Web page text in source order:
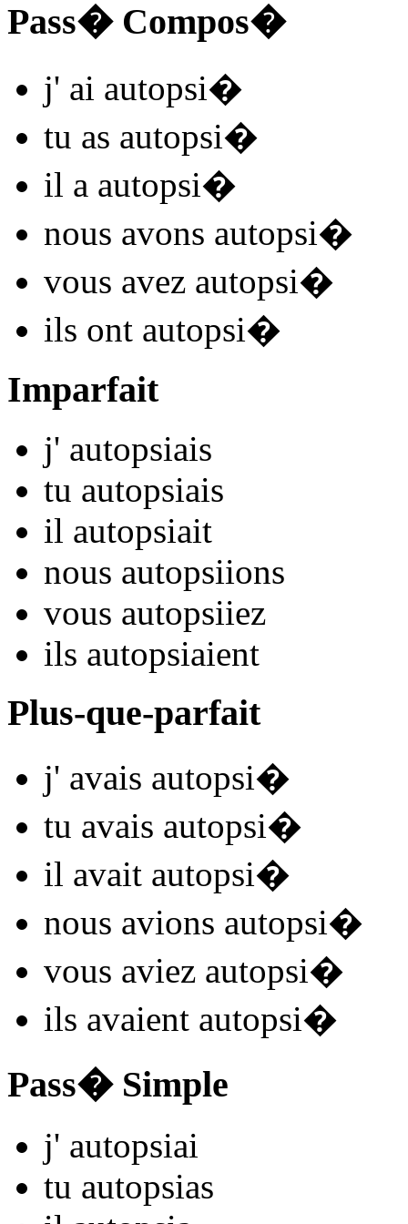
Pass� Compos�
j' ai autopsi�
tu as autopsi�
il a autopsi�
nous avons autopsi�
vous avez autopsi�
ils ont autopsi�
Imparfait
j' autopsiais
tu autopsiais
il autopsiait
nous autopsiions
vous autopsiiez
ils autopsiaient
Plus-que-parfait
j' avais autopsi�
tu avais autopsi�
il avait autopsi�
nous avions autopsi�
vous aviez autopsi�
ils avaient autopsi�
Pass� Simple
j' autopsiai
tu autopsias